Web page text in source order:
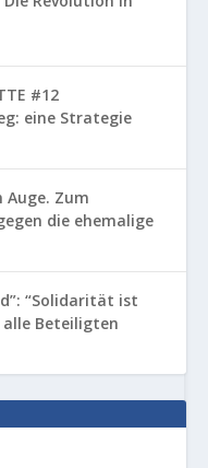
#12
eine Strategie
Auge. Zum
die ehemalige
“Solidarität ist
Beteiligten